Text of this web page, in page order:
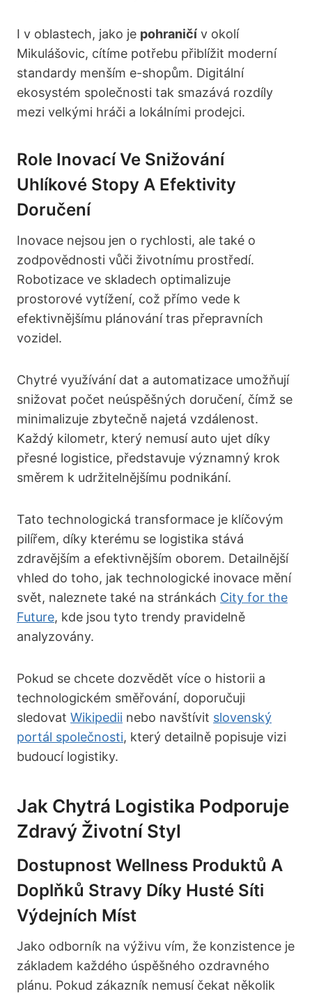
I v oblastech, jako je pohraničí v okolí
Mikulášovic, cítíme potřebu přiblížit moderní
standardy menším e-shopům. Digitální
ekosystém společnosti tak smazává rozdíly
mezi velkými hráči a lokálními prodejci.
Role Inovací Ve Snižování
Uhlíkové Stopy A Efektivity
Doručení
Inovace nejsou jen o rychlosti, ale také o
zodpovědnosti vůči životnímu prostředí.
Robotizace ve skladech optimalizuje
prostorové vytížení, což přímo vede k
efektivnějšímu plánování tras přepravních
vozidel.
Chytré využívání dat a automatizace umožňují
snižovat počet neúspěšných doručení, čímž se
minimalizuje zbytečně najetá vzdálenost.
Každý kilometr, který nemusí auto ujet díky
přesné logistice, představuje významný krok
směrem k udržitelnějšímu podnikání.
Tato technologická transformace je klíčovým
pilířem, díky kterému se logistika stává
zdravějším a efektivnějším oborem. Detailnější
vhled do toho, jak technologické inovace mění
svět, naleznete také na stránkách City for the
Future, kde jsou tyto trendy pravidelně
analyzovány.
Pokud se chcete dozvědět více o historii a
technologickém směřování, doporučuji
sledovat Wikipedii nebo navštívit slovenský
portál společnosti, který detailně popisuje vizi
budoucí logistiky.
Jak Chytrá Logistika Podporuje
Zdravý Životní Styl
Dostupnost Wellness Produktů A
Doplňků Stravy Díky Husté Síti
Výdejních Míst
Jako odborník na výživu vím, že konzistence je
základem každého úspěšného ozdravného
plánu. Pokud zákazník nemusí čekat několik